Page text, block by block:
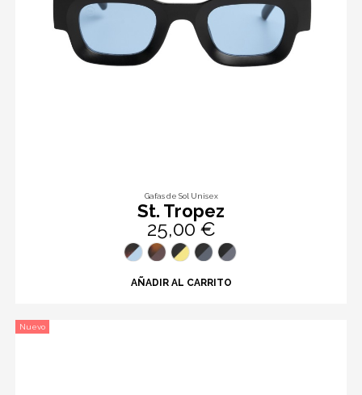
Gafas de Sol Unisex
St. Tropez
25,00 €
AÑADIR AL CARRITO
Nuevo